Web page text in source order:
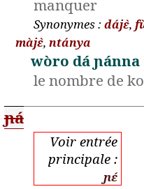
manquer
dájɛ̀,
màjɛ̀,ntánya
wòro dá ɲánna
le nombre de
ɲá
ɲɛ́